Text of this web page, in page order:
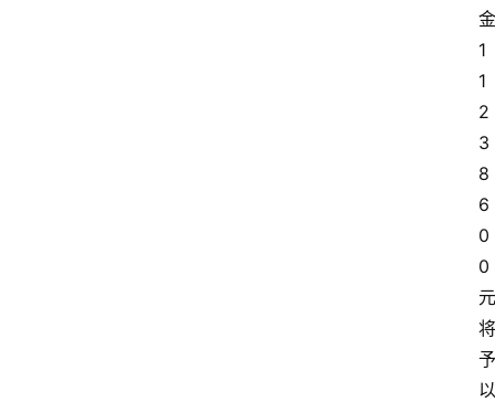
金
1
1
2
3
8
6
0
0
元
将
予
以